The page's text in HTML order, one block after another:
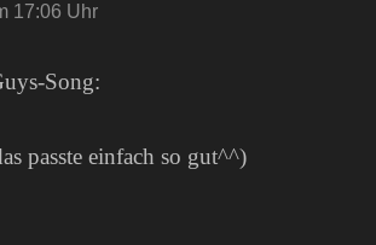
17:06 Uhr
Song:
passte einfach so gut^^)